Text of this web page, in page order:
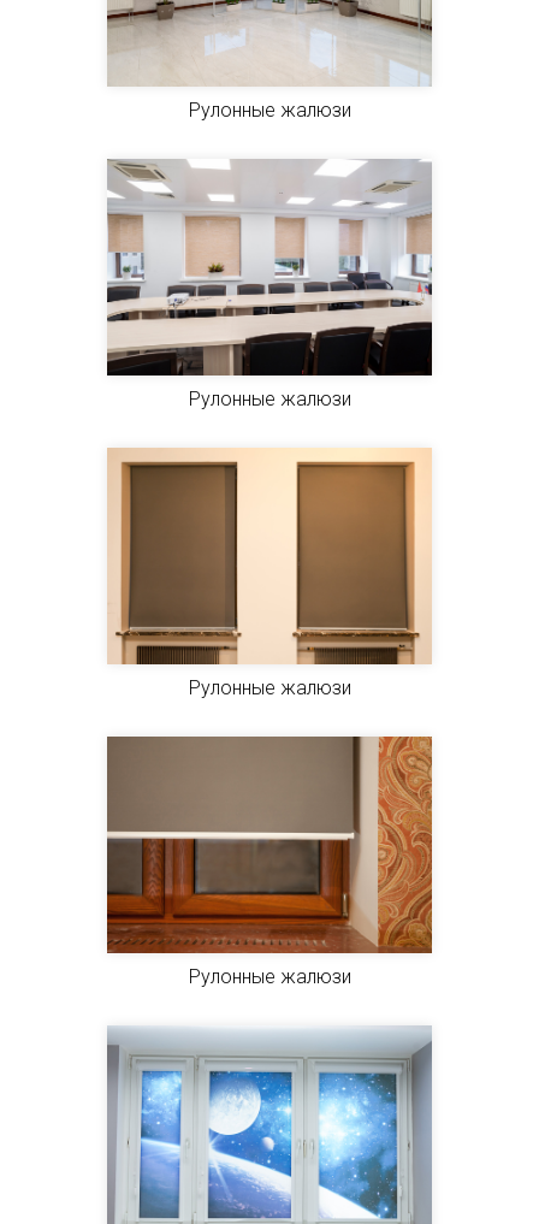
Рулонные жалюзи
Рулонные жалюзи
Рулонные жалюзи
Рулонные жалюзи